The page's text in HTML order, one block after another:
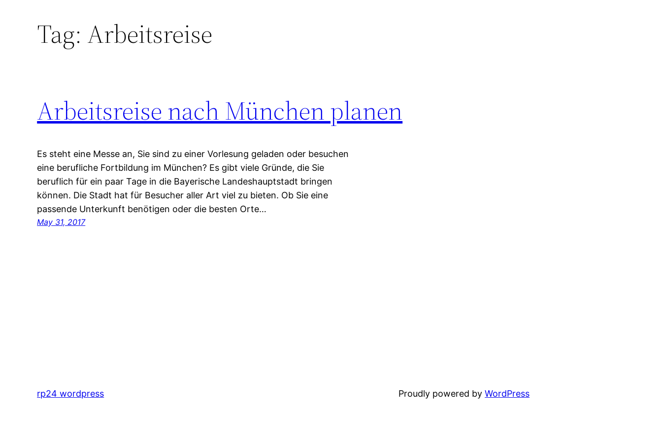
Tag: Arbeitsreise
Arbeitsreise nach München planen
Es steht eine Messe an, Sie sind zu einer Vorlesung geladen oder besuchen
eine berufliche Fortbildung im München? Es gibt viele Gründe, die Sie
beruflich für ein paar Tage in die Bayerische Landeshauptstadt bringen
können. Die Stadt hat für Besucher aller Art viel zu bieten. Ob Sie eine
passende Unterkunft benötigen oder die besten Orte…
May 31, 2017
rp24 wordpress Proudly powered byWordPress